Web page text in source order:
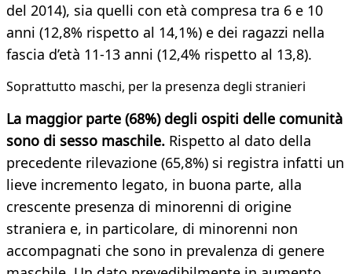
del 2014), sia quelli con età compresa tra 6 e 10
anni (12,8% rispetto al 14,1%) e dei ragazzi nella
fascia d’età 11-13 anni (12,4% rispetto al 13,8).
Soprattutto maschi, per la presenza degli stranieri
La maggior parte (68%) degli ospiti delle comunità
sono di sesso maschile. Rispetto al dato della
precedente rilevazione (65,8%) si registra infatti un
lieve incremento legato, in buona parte, alla
crescente presenza di minorenni di origine
straniera e, in particolare, di minorenni non
accompagnati che sono in prevalenza di genere